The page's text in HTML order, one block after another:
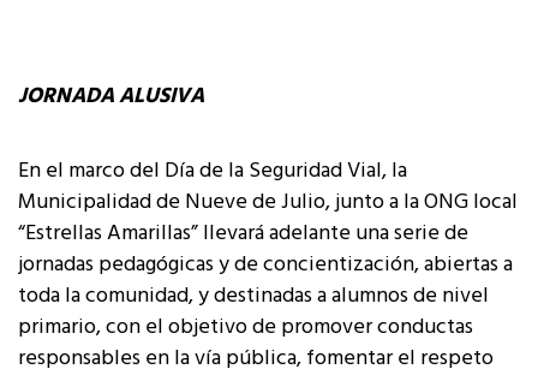
JORNADA ALUSIVA
En el marco del Día de la Seguridad Vial, la
Municipalidad de Nueve de Julio, junto a la ONG local
“Estrellas Amarillas” llevará adelante una serie de
jornadas pedagógicas y de concientización, abiertas a
toda la comunidad, y destinadas a alumnos de nivel
primario, con el objetivo de promover conductas
responsables en la vía pública, fomentar el respeto